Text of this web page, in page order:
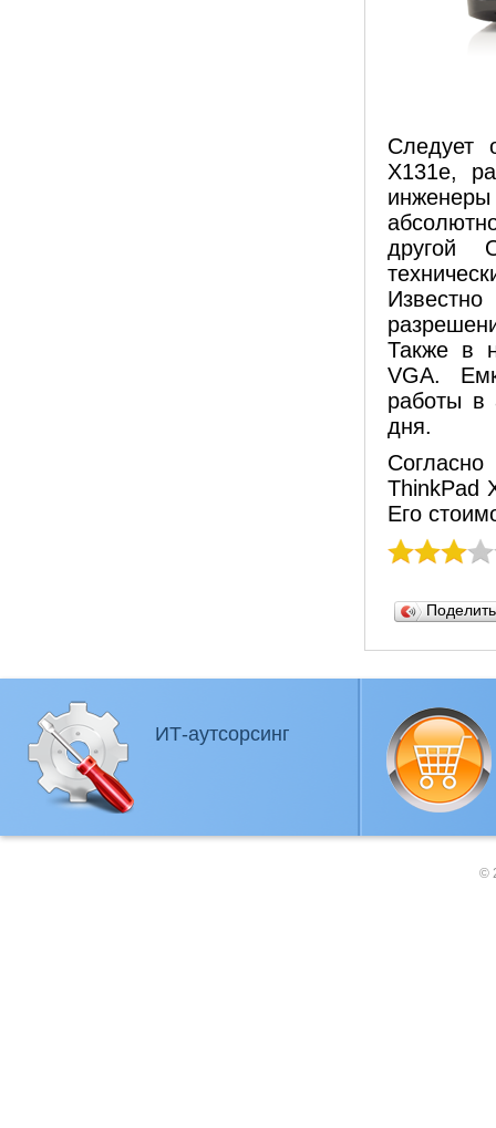
Следует
X131e,
другой
Также в
VGA.
работы в
дня.
ThinkPad
Его
ИТ-аутсорсинг
©